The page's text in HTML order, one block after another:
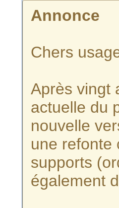
Annonce
Chers
Après vingt
actuelle du
nouvelle
une refonte
supports
également